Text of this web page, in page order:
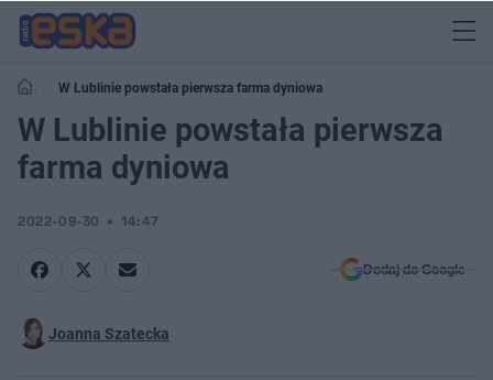
W Lublinie powstała pierwsza farma dyniowa
W Lublinie powstała pierwsza
farma dyniowa
2022-09-30 14:47
Dodaj do Google
Joanna Szatecka